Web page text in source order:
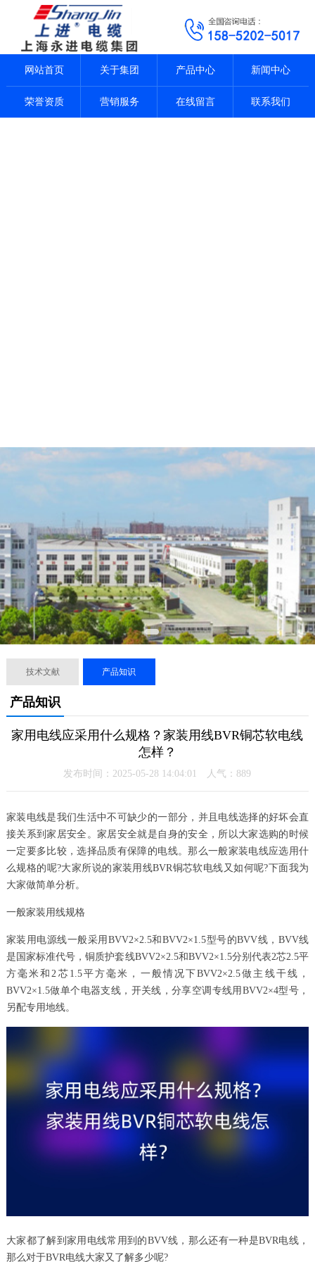
网站首页 关于集团 产品中心 新闻中心
荣誉资质 营销服务 在线留言 联系我们
技术文献 产品知识
产品知识
家用电线应采用什么规格？家装用线BVR铜芯软电线
怎样？
发布时间：2025-05-28 14:04:01 人气： 889
家装电线是我们生活中不可缺少的一部分，并且电线选择的好坏会直
接关系到家居安全。家居安全就是自身的安全，所以大家选购的时候
一定要多比较，选择品质有保障的电线。那么一般家装电线应选用什
么规格的呢?大家所说的家装用线BVR铜芯软电线又如何呢?下面我为
大家做简单分析。
一般家装用线规格
家装用电源线一般采用BVV2×2.5和BVV2×1.5型号的BVV线，BVV线
是国家标准代号，铜质护套线BVV2×2.5和BVV2×1.5分别代表2芯2.5平
方毫米和2芯1.5平方毫米，一般情况下BVV2×2.5做主线干线，
BVV2×1.5做单个电器支线，开关线，分享空调专线用BVV2×4型号，
另配专用地线。
大家都了解到家用电线常用到的BVV线，那么还有一种是BVR电线，
那么对于BVR电线大家又了解多少呢?